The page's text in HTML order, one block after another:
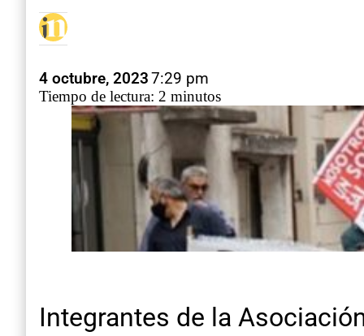
4 octubre, 20237:29 pm
Tiempo de lectura: 2 minutos
Integrantes de la